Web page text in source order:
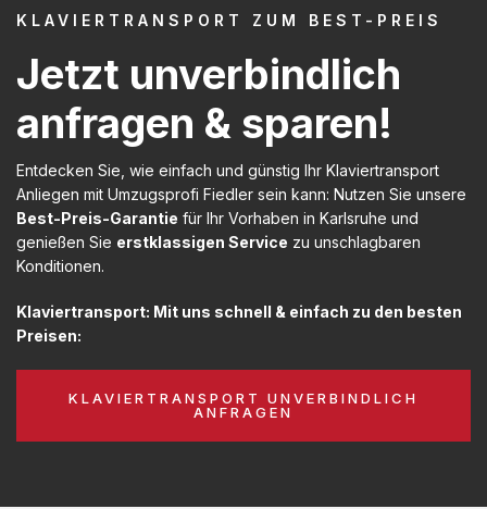
KLAVIERTRANSPORT ZUM BEST-PREIS
Jetzt unverbindlich
anfragen & sparen!
Entdecken Sie, wie einfach und günstig Ihr Klaviertransport
Anliegen mit Umzugsprofi Fiedler sein kann: Nutzen Sie unsere
Best-Preis-Garantie für Ihr Vorhaben in Karlsruhe und
genießen Sie erstklassigen Service zu unschlagbaren
Konditionen.
Klaviertransport: Mit uns schnell & einfach zu den besten
Preisen:
KLAVIERTRANSPORT UNVERBINDLICH
ANFRAGEN